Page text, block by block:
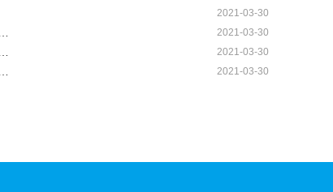
2021-03-30
2021-03-30
2021-03-30
2021-03-30